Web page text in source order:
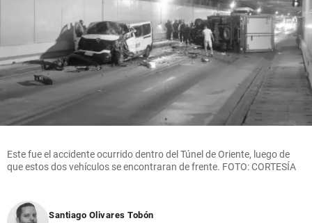
Este fue el accidente ocurrido dentro del Túnel de Oriente, luego de
que estos dos vehículos se encontraran de frente. FOTO: CORTESÍA
Santiago Olivares Tobón